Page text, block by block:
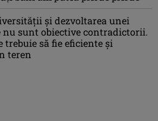
şi dezvoltarea unei
sunt obiective contradictorii.
trebuie să fie eficiente şi
teren